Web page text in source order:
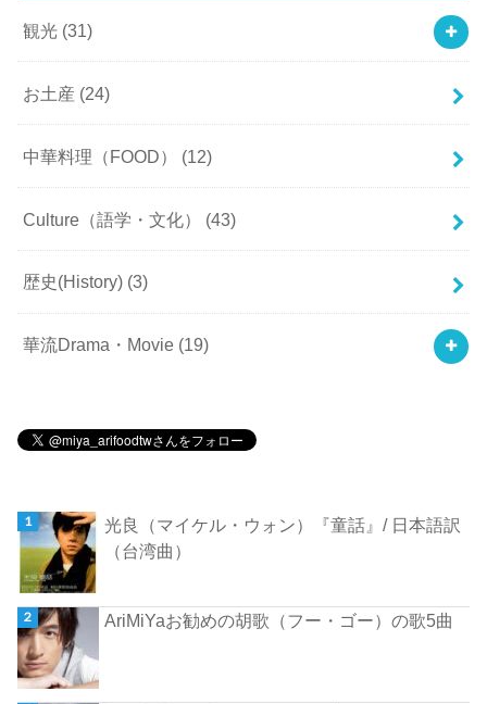
観光 (31)
お土産 (24)
中華料理（FOOD） (12)
Culture（語学・文化） (43)
歴史(History) (3)
華流Drama・Movie (19)
光良（マイケル・ウォン）『童話』/ 日本語訳
（台湾曲）
AriMiYaお勧めの胡歌（フー・ゴー）の歌5曲